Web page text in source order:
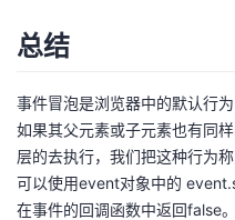
总结
事件冒泡是浏览器中的默认行
如果其父元素或子元素也有同
层的去执行，我们把这种行为
可以使用event对象中的
在事件的回调函数中返回false。